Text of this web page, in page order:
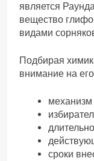
является
вещество
видами
Подбирая
внимание на
механизм
сроки